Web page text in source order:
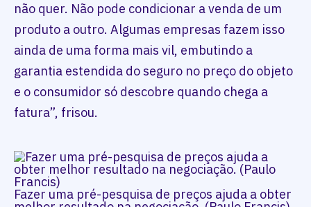
não quer. Não pode condicionar a venda de um
produto a outro. Algumas empresas fazem isso
ainda de uma forma mais vil, embutindo a
garantia estendida do seguro no preço do objeto
e o consumidor só descobre quando chega a
fatura”, frisou.
Fazer uma pré-pesquisa de preços ajuda a obter